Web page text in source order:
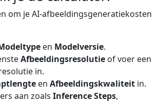
om je AI-afbeeldingsgeneratiekosten
en Modelversie.
Afbeeldingsresolutie of voer een
in.
en Afbeeldingskwaliteit in.
aan zoals Inference Steps,